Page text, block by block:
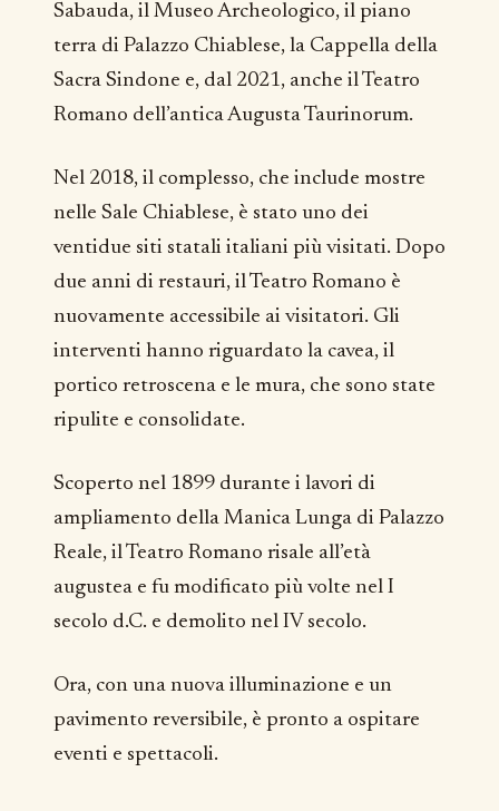
Sabauda, il Museo Archeologico, il piano
terra di Palazzo Chiablese, la Cappella della
Sacra Sindone e, dal 2021, anche il Teatro
Romano dell’antica Augusta Taurinorum.
Nel 2018, il complesso, che include mostre
nelle Sale Chiablese, è stato uno dei
ventidue siti statali italiani più visitati. Dopo
due anni di restauri, il Teatro Romano è
nuovamente accessibile ai visitatori. Gli
interventi hanno riguardato la cavea, il
portico retroscena e le mura, che sono state
ripulite e consolidate.
Scoperto nel 1899 durante i lavori di
ampliamento della Manica Lunga di Palazzo
Reale, il Teatro Romano risale all’età
augustea e fu modificato più volte nel I
secolo d.C. e demolito nel IV secolo.
Ora, con una nuova illuminazione e un
pavimento reversibile, è pronto a ospitare
eventi e spettacoli.